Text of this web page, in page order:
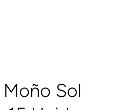
Sol